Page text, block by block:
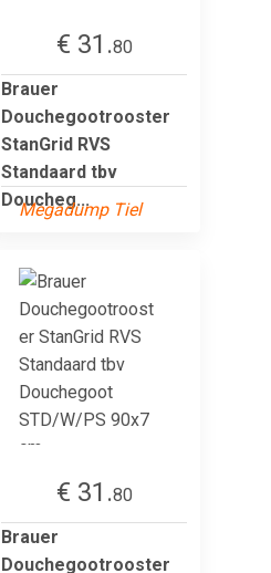
€ 31.80
Brauer
Douchegootrooster
StanGrid RVS
Standaard tbv
Doucheg...
Megadump Tiel
€ 31.80
Brauer
Douchegootrooster